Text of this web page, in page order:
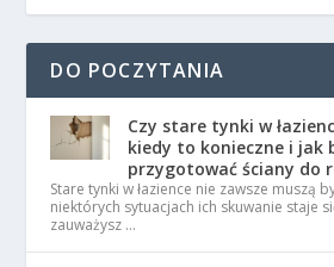
DO POCZYTANIA
Czy stare tynki w
kiedy to konieczne i jak
przygotować ściany do
Stare tynki w łazience nie zawsze muszą
niektórych sytuacjach ich skuwanie staje
zauważysz …